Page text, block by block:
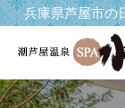
兵庫県芦屋市の